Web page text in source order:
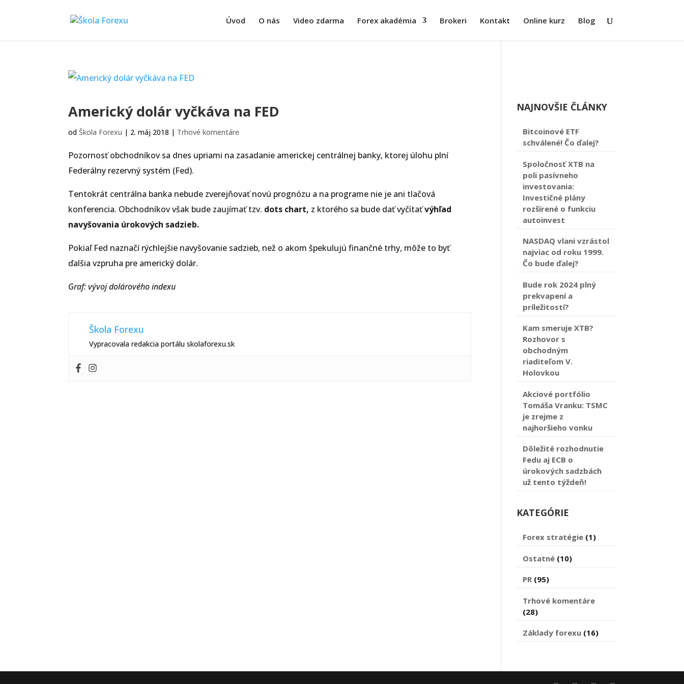
Úvod O nás Video zdarma Forex akadémia Brokeri Kontakt Online kurz Blog
Americký dolár vyčkáva na FED
odŠkola Forexu | 2. máj 2018 | Trhové komentáre
Pozornosť obchodníkov sa dnes upriami na zasadanie americkej centrálnej banky, ktorej úlohu plní
Federálny rezervný systém (Fed).
Tentokrát centrálna banka nebude zverejňovať novú prognózu a na programe nie je ani tlačová
konferencia. Obchodníkov však bude zaujímať tzv. dots chart, z ktorého sa bude dať vyčítaťvýhľad
navyšovania úrokových sadzieb.
Pokiaľ Fed naznačí rýchlejšie navyšovanie sadzieb, než o akom špekulujú finančné trhy, môže to byť
ďalšia vzpruha pre americký dolár.
Graf: vývoj dolárového indexu
Škola Forexu
Vypracovala redakcia portálu skolaforexu.sk
NAJNOVŠIE ČLÁNKY
Bitcoinové ETF
schválené! Čo ďalej?
Spoločnosť XTB na
poli pasívneho
investovania:
Investičné plány
rozšírené o funkciu
autoinvest
NASDAQ vlani vzrástol
najviac od roku 1999.
Čo bude ďalej?
Bude rok 2024 plný
prekvapení a
príležitostí?
Kam smeruje XTB?
Rozhovor s
obchodným
riaditeľom V.
Holovkou
Akciové portfólio
Tomáša Vranku: TSMC
je zrejme z
najhoršieho vonku
Dôležité rozhodnutie
Fedu aj ECB o
úrokových sadzbách
už tento týždeň!
KATEGÓRIE
Forex stratégie (1)
Ostatné (10)
PR (95)
Trhové komentáre
(28)
Základy forexu (16)